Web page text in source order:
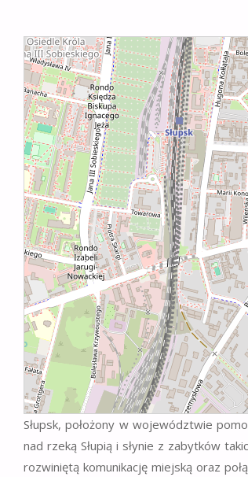
Słupsk, położony w województwie
nad rzeką Słupią i słynie z zabytków
rozwiniętą komunikację miejską oraz